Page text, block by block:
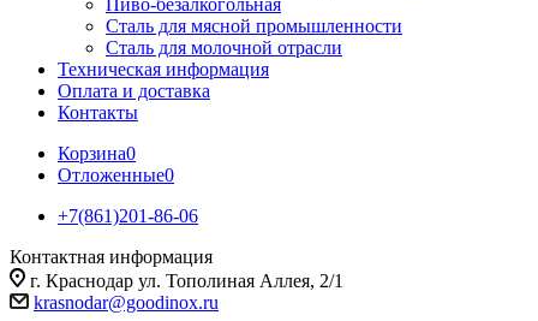
Пиво-безалкогольная
Сталь для мясной промышленности
Сталь для молочной отрасли
Техническая информация
Оплата и доставка
Контакты
Корзина0
Отложенные0
+7(861)201-86-06
Контактная информация
г. Краснодар ул. Тополиная Аллея, 2/1
krasnodar@goodinox.ru